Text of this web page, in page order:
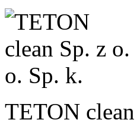
TETON